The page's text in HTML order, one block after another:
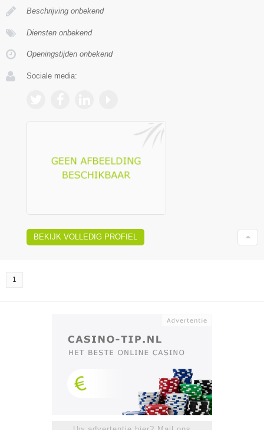
Beschrijving onbekend
Diensten onbekend
Openingstijden onbekend
Sociale media:
BEKIJK VOLLEDIG PROFIEL
1